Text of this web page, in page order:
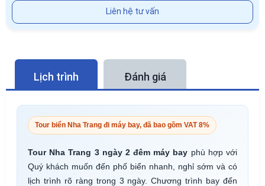
Liên hệ tư vấn
Lịch trình Đánh giá
Tour biển Nha Trang đi máy bay, đã bao gồm VAT 8%
Tour Nha Trang 3 ngày 2 đêm máy bay phù hợp với
Quý khách muốn đến phố biển nhanh, nghỉ sớm và có
lịch trình rõ ràng trong 3 ngày. Chương trình bay đến